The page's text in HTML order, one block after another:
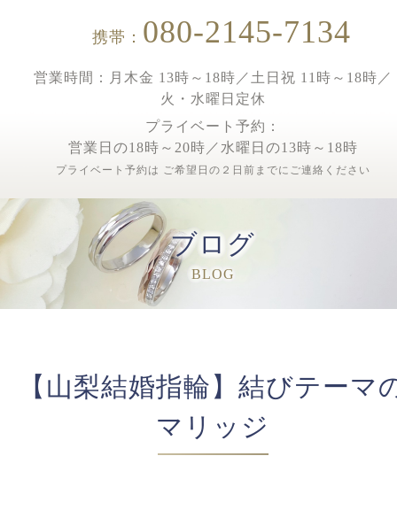
携帯： 080-2145-7134
営業時間：月木金 13時～18時／土日祝 11時～18時／
火・水曜日定休
プライベート予約：
営業日の18時～20時／水曜日の13時～18時
プライベート予約は ご希望日の２日前までにご連絡ください
ブログ
BLOG
【山梨結婚指輪】結びテーマ
マリッジ